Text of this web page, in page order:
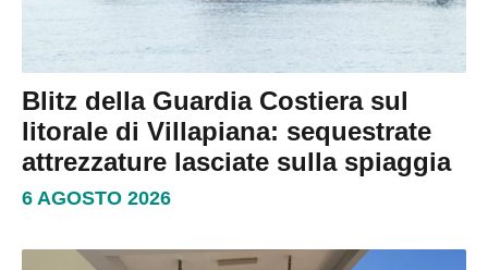
Blitz della Guardia Costiera sul
litorale di Villapiana: sequestrate
attrezzature lasciate sulla spiaggia
6 AGOSTO 2026